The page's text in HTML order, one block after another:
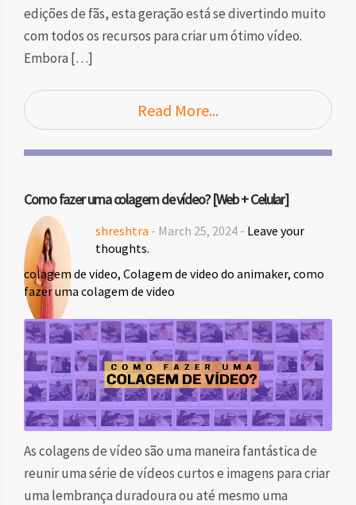
edições de fãs, esta geração está se divertindo muito
com todos os recursos para criar um ótimo vídeo.
Embora […]
Read More...
Como fazer uma colagem de vídeo? [Web + Celular]
shreshtra - March 25, 2024 - Leave your
thoughts.
colagem de video, Colagem de video do animaker, como
fazer uma colagem de video
As colagens de vídeo são uma maneira fantástica de
reunir uma série de vídeos curtos e imagens para criar
uma lembrança duradoura ou até mesmo uma